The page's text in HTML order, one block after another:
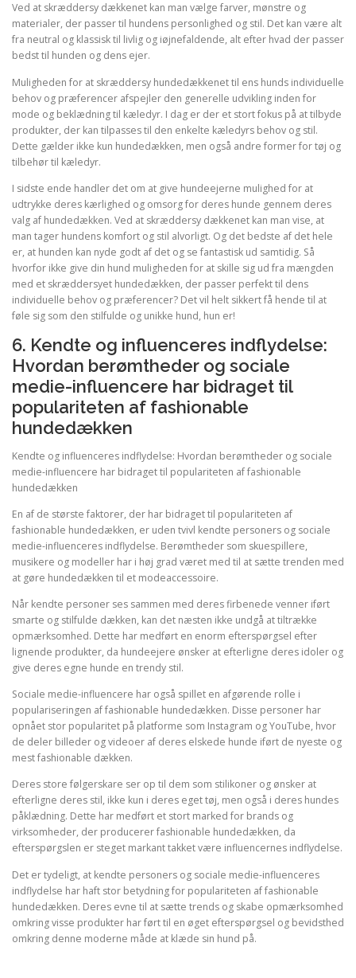
Ved at skræddersy dækkenet kan man vælge farver, mønstre og
materialer, der passer til hundens personlighed og stil. Det kan være alt
fra neutral og klassisk til livlig og iøjnefaldende, alt efter hvad der passer
bedst til hunden og dens ejer.
Muligheden for at skræddersy hundedækkenet til ens hunds individuelle
behov og præferencer afspejler den generelle udvikling inden for
mode og beklædning til kæledyr. I dag er der et stort fokus på at tilbyde
produkter, der kan tilpasses til den enkelte kæledyrs behov og stil.
Dette gælder ikke kun hundedækken, men også andre former for tøj og
tilbehør til kæledyr.
I sidste ende handler det om at give hundeejerne mulighed for at
udtrykke deres kærlighed og omsorg for deres hunde gennem deres
valg af hundedækken. Ved at skræddersy dækkenet kan man vise, at
man tager hundens komfort og stil alvorligt. Og det bedste af det hele
er, at hunden kan nyde godt af det og se fantastisk ud samtidig. Så
hvorfor ikke give din hund muligheden for at skille sig ud fra mængden
med et skræddersyet hundedækken, der passer perfekt til dens
individuelle behov og præferencer? Det vil helt sikkert få hende til at
føle sig som den stilfulde og unikke hund, hun er!
6. Kendte og influenceres indflydelse:
Hvordan berømtheder og sociale
medie-influencere har bidraget til
populariteten af fashionable
hundedækken
Kendte og influenceres indflydelse: Hvordan berømtheder og sociale
medie-influencere har bidraget til populariteten af fashionable
hundedækken
En af de største faktorer, der har bidraget til populariteten af
fashionable hundedækken, er uden tvivl kendte personers og sociale
medie-influenceres indflydelse. Berømtheder som skuespillere,
musikere og modeller har i høj grad været med til at sætte trenden med
at gøre hundedækken til et modeaccessoire.
Når kendte personer ses sammen med deres firbenede venner iført
smarte og stilfulde dækken, kan det næsten ikke undgå at tiltrække
opmærksomhed. Dette har medført en enorm efterspørgsel efter
lignende produkter, da hundeejere ønsker at efterligne deres idoler og
give deres egne hunde en trendy stil.
Sociale medie-influencere har også spillet en afgørende rolle i
populariseringen af fashionable hundedækken. Disse personer har
opnået stor popularitet på platforme som Instagram og YouTube, hvor
de deler billeder og videoer af deres elskede hunde iført de nyeste og
mest fashionable dækken.
Deres store følgerskare ser op til dem som stilikoner og ønsker at
efterligne deres stil, ikke kun i deres eget tøj, men også i deres hundes
påklædning. Dette har medført et stort marked for brands og
virksomheder, der producerer fashionable hundedækken, da
efterspørgslen er steget markant takket være influencernes indflydelse.
Det er tydeligt, at kendte personers og sociale medie-influenceres
indflydelse har haft stor betydning for populariteten af fashionable
hundedækken. Deres evne til at sætte trends og skabe opmærksomhed
omkring visse produkter har ført til en øget efterspørgsel og bevidsthed
omkring denne moderne måde at klæde sin hund på.